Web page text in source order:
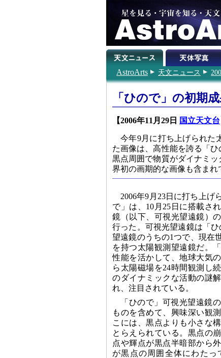
AstroArts 天文ニュース
「ひので」の初期
【2006年11月29日 国立天文台
今年9月に打ち上げられた
た画像は、高性能を誇る「
黒点周囲で物質がダイナミ
界初の画期的な画像も含まれ
2006年9月23日に打ち上げ
で」は、10月25日に搭載さ
鏡（以下、可視光望遠鏡）
行った。可視光望遠鏡は「
望遠鏡のうちの1つで、現在
を持つ太陽観測望遠鏡だ。
性能を活かして、地球大気
ら太陽磁場を24時間観測し
のダイナミックな活動の謎
れ、注目されている。
「ひので」可視光望遠鏡
ものを含めて、興味深い観
こには、黒点よりも小さな
とらえられている。黒点の
点や輝点が黒点半暗部から
が黒点の周囲全体にわた